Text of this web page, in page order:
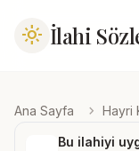
light_mode İlahi
Ana Sayfa chevron_right
Bu ilahiyi